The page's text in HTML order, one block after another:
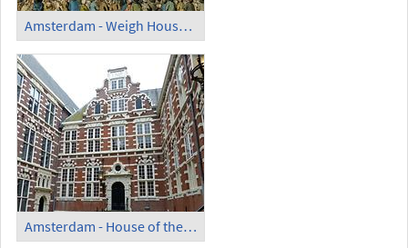
Amsterdam - Weigh House on an Old View
Amsterdam - House of the VOC (Dutch East India Company)